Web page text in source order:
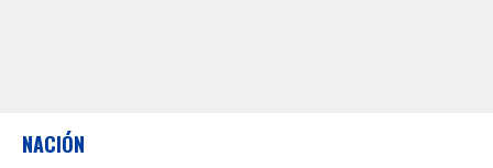
NACIÓN